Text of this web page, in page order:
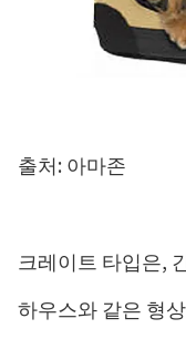
출처: 아마존
크레이트 타입은,
하우스와 같은 형